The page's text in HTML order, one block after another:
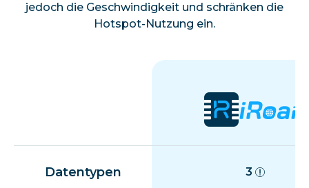
jedoch die Geschwindigkeit und schränken die
Hotspot-Nutzung ein.
Datentypen 3